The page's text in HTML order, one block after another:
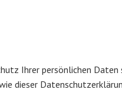
Ihrer persönlichen
dieser